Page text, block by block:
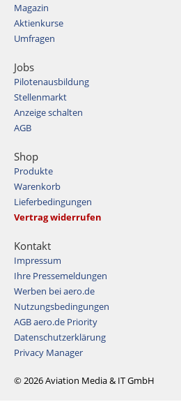
Magazin
Aktienkurse
Umfragen
Jobs
Pilotenausbildung
Stellenmarkt
Anzeige schalten
AGB
Shop
Produkte
Warenkorb
Lieferbedingungen
Vertrag widerrufen
Kontakt
Impressum
Ihre Pressemeldungen
Werben bei aero.de
Nutzungsbedingungen
AGB aero.de Priority
Datenschutzerklärung
Privacy Manager
© 2026 Aviation Media & IT GmbH